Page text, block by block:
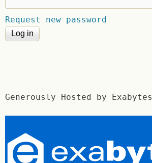
Request new password
Generously Hosted by Exabytes